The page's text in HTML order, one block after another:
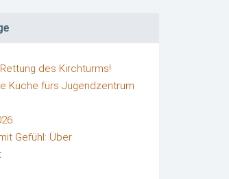
des Kirchturms!
Küche fürs Jugendzentrum
Gefühl: Über